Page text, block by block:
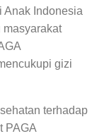
Anak Indonesia
masyarakat
gizi
terhadap
PAGA